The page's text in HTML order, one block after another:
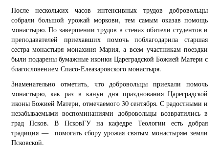
После нескольких часов интенсивных трудов добровольцы
собрали большой урожай моркови, тем самым оказав помощь
монастырю. По завершении трудов в стенах обители студентов и
преподавателей приехавших помочь поблагодарила старшая
сестра монастыря монахиня Мария, а всем участникам поездки
были подарены бумажные иконки Цареградской Божией Матери с
благословением Спасо-Елеазаровского монастыря.
Знаменательно отметить, что добровольцы приехали помочь
монастырю, как раз в канун дня празднования Цареградской
иконы Божией Матери, отмечаемого 30 сентября. С радостными и
незабываемыми воспоминаниями добровольцы возвратились в
град Псков. В ПсковГУ на кафедре Теологии есть добрая
традиция — помогать сбору урожая святым монастырям земли
Псковской.